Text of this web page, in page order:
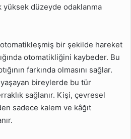
yüksek düzeyde odaklanma
bir şekilde hareket
otomatikliğini kaybeder. Bu
farkında olmasını sağlar.
bireylerde bu tür
sağlanır. Kişi, çevresel
sadece kalem ve kâğıt